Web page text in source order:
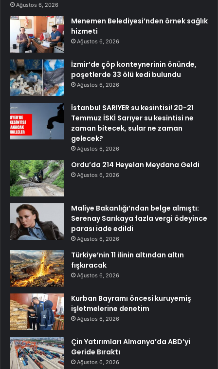
Ağustos 6, 2026
Menemen Belediyesi’nden örnek sağlık
hizmeti
Ağustos 6, 2026
İzmir’de çöp konteynerinin önünde,
poşetlerde 33 ölü kedi bulundu
Ağustos 6, 2026
İstanbul SARIYER su kesintisi! 20-21
Temmuz İSKİ Sarıyer su kesintisi ne
zaman bitecek, sular ne zaman
gelecek?
Ağustos 6, 2026
Ordu’da 214 Heyelan Meydana Geldi
Ağustos 6, 2026
Maliye Bakanlığı’ndan belge almıştı:
Serenay Sarıkaya fazla vergi ödeyince
parası iade edildi
Ağustos 6, 2026
Türkiye’nin 11 ilinin altından altın
fışkıracak
Ağustos 6, 2026
Kurban Bayramı öncesi kuruyemiş
işletmelerine denetim
Ağustos 6, 2026
Çin Yatırımları Almanya’da ABD’yi
Geride Bıraktı
Ağustos 6, 2026